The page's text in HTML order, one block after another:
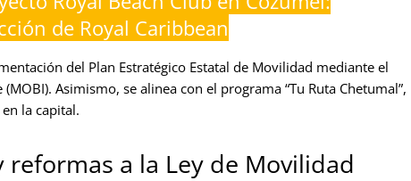
de Royal Caribbean
del Plan Estratégico Estatal de Movilidad mediante el
Asimismo, se alinea con el programa “Tu Ruta Chetumal”,
la capital.
a la Ley de Movilidad